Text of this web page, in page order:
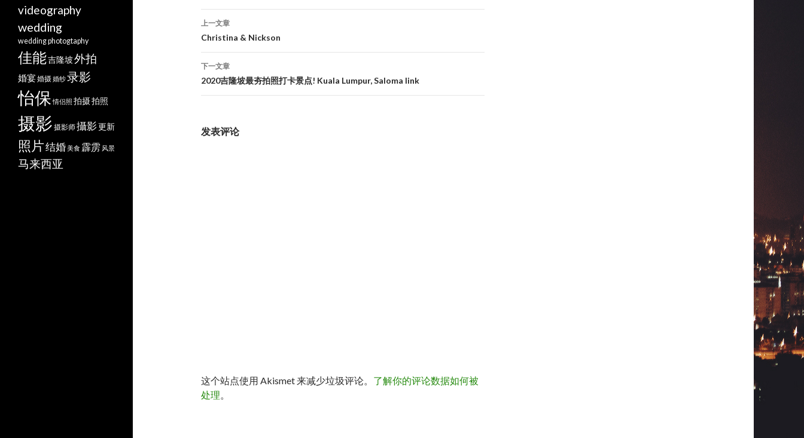
文
章
导
航
上一文章
Christina & Nickson
下一文章
2020吉隆坡最夯拍照打卡景点! Kuala Lumpur, Saloma link
发表评论
这个站点使用 Akismet 来减少垃圾评论。 了解你的评论数据如何被
处理。
videography
wedding
wedding photogtaphy
佳能吉隆坡外拍
婚宴婚摄婚纱录影
怡保 情侣照 拍摄拍照
摄影 摄影师攝影更新
照片结婚美食 霹雳 风景
马来西亚